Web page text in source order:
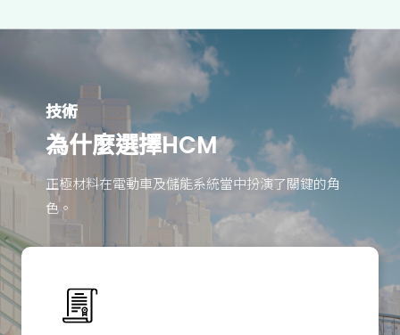
技術
為什麼選擇HCM
正極材料在電動車及儲能系統當中扮演了關鍵的角
色。